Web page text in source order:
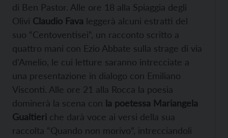
di Ben Pastor. Alle ore 18 alla Spiaggia degli
Olivi Claudio Fava leggerà alcuni estratti del
suo “Centoventisei”, un racconto scritto a
quattro mani con Ezio Abbate sulla strage di via
d’Amelio, le cui letture saranno intrecciate a
una presentazione in dialogo con Emiliano
Visconti. Alle ore 21 alla Rocca la poesia
dominerà la scena con la poetessa Mariangela
Gualtieri che darà voce ai versi della sua
raccolta “Quando non morivo”, intrecciandoli